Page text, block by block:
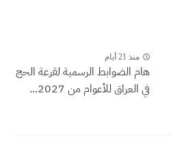
منذ 21 أيام
هام الضوابط الرسمية لقرعة الحج
في العراق للأعوام من 2027...